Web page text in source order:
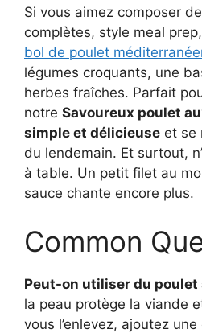
Si vous aimez composer
complètes, style meal
bol de poulet
légumes croquants, une
herbes fraîches. Parfait
notre Savoureux poulet
simple et délicieuse et se
du lendemain. Et surtout,
à table. Un petit filet au
sauce chante encore plus.
Common
Peut-on utiliser du poulet
la peau protège la viande
vous l’enlevez, ajoutez une